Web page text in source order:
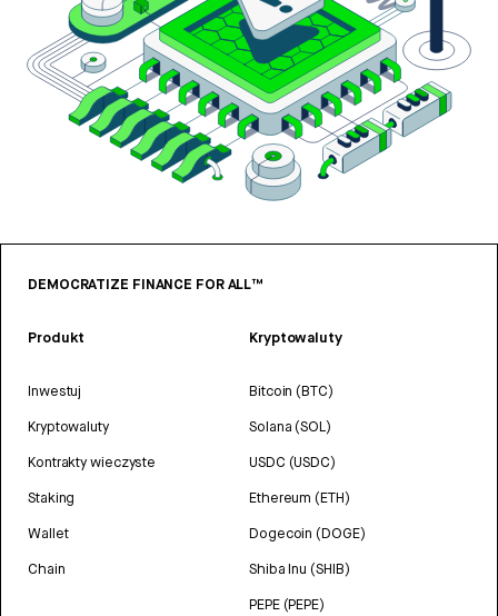
DEMOCRATIZE FINANCE FOR ALL™
Produkt
Inwestuj
Kryptowaluty
Kontrakty wieczyste
Staking
Wallet
Chain
Kryptowaluty
Bitcoin (BTC)
Solana (SOL)
USDC (USDC)
Ethereum (ETH)
Dogecoin (DOGE)
Shiba Inu (SHIB)
PEPE (PEPE)